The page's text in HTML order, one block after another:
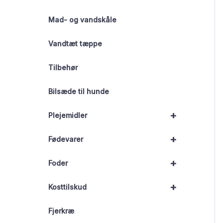
Mad- og vandskåle
Vandtæt tæppe
Tilbehør
Bilsæde til hunde
+
Plejemidler
+
Fødevarer
+
Foder
+
Kosttilskud
Fjerkræ